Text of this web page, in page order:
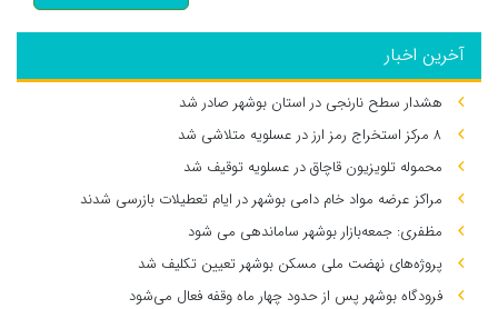
آخرین اخبار
هشدار سطح نارنجی در استان بوشهر صادر شد
۸ مرکز استخراج رمز ارز در عسلویه متلاشی شد
محموله تلویزیون قاچاق در عسلویه توقیف شد
مراکز عرضه مواد خام دامی بوشهر در ایام تعطیلات بازرسی شدند
مظفری: جمعه‌بازار بوشهر ساماندهی می‌ شود
پروژه‌های نهضت ملی مسکن بوشهر تعیین تکلیف شد
فرودگاه بوشهر پس از حدود چهار ماه وقفه فعال می‌شود